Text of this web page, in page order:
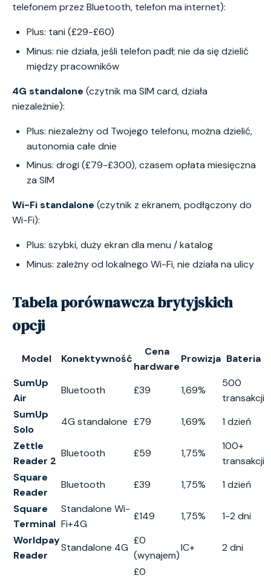
telefonem przez Bluetooth, telefon ma internet):
Plus: tani (£29-£60)
Minus: nie działa, jeśli telefon padł; nie da się dzielić
między pracowników
4G standalone (czytnik ma SIM card, działa
niezależnie):
Plus: niezależny od Twojego telefonu, można dzielić,
autonomia całe dnie
Minus: drogi (£79-£300), czasem opłata miesięczna
za SIM
Wi-Fi standalone (czytnik z ekranem, podłączony do
Wi-Fi):
Plus: szybki, duży ekran dla menu / katalog
Minus: zależny od lokalnego Wi-Fi, nie działa na ulicy
Tabela porównawcza brytyjskich
opcji
Model Konektywność
Cena
hardware
Prowizja Bateria
SumUp
Air
Bluetooth £39 1,69%
500
transakcji
SumUp
Solo
4G standalone £79 1,69%
1 dzień
Zettle
Reader 2
Bluetooth £59 1,75%
100+
transakcji
Square
Reader
Bluetooth £39 1,75%
1 dzień
Square
Terminal
Standalone Wi-
Fi+4G
£149 1,75%
1-2 dni
Worldpay
Reader
Standalone 4G
£0
(wynajem)
IC+ 2 dni
£0